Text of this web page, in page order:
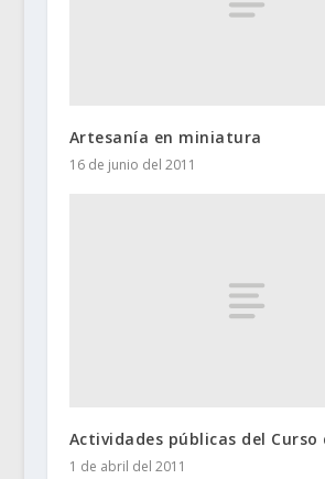
Artesanía en miniatura
16 de junio del 2011
Actividades públicas del Curso
1 de abril del 2011